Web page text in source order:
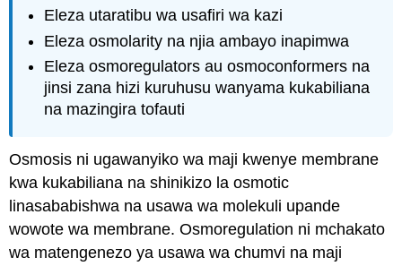
Eleza utaratibu wa usafiri wa kazi
Eleza osmolarity na njia ambayo inapimwa
Eleza osmoregulators au osmoconformers na
jinsi zana hizi kuruhusu wanyama kukabiliana
na mazingira tofauti
Osmosis ni ugawanyiko wa maji kwenye membrane
kwa kukabiliana nashinikizo la osmotic
linasababishwa na usawa wa molekuli upande
wowote wa membrane.Osmoregulation ni mchakato
wa matengenezo ya usawa wa chumvi na maji